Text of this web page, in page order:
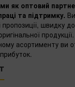
як оптовий
та підтримку.
пропозиції, швидку
асортименту ви